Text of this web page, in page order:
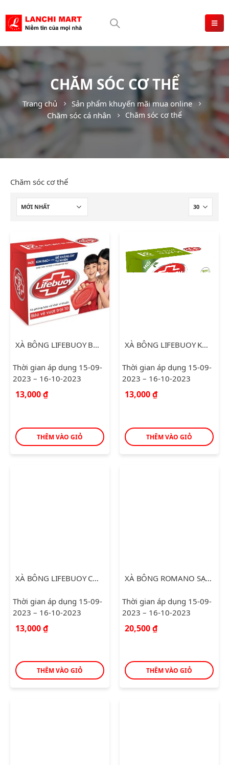
CHĂM SÓC CƠ THỂ
Trang chủ
Sản phẩm khuyến mãi mua online
Chăm sóc cá nhân
Chăm sóc cơ thể
Chăm sóc cơ thể
XÀ BÔNG LIFEBUOY BẢO VỆ VƯỢT TRỘI 10 90G
Thời gian áp dụng 15-09-
2023 – 16-10-2023
13,000₫
THÊM VÀO GIỎ
XÀ BÔNG LIFEBUOY KHỔ QUA THIÊN NHIÊN 90G
Thời gian áp dụng 15-09-
2023 – 16-10-2023
13,000₫
THÊM VÀO GIỎ
XÀ BÔNG LIFEBUOY CHĂM SÓC DA 90G
Thời gian áp dụng 15-09-
2023 – 16-10-2023
13,000₫
THÊM VÀO GIỎ
XÀ BÔNG ROMANO SẠCH KHUẨN ATTITUDE 90G
Thời gian áp dụng 15-09-
2023 – 16-10-2023
20,500₫
THÊM VÀO GIỎ